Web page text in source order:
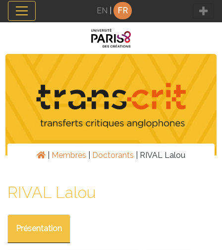
Panneau de gestion des cookies
EN FR
Membres Doctorants RIVAL Lalou
RIVAL Lalou
Présentation